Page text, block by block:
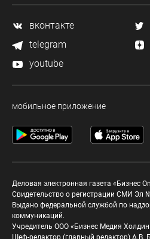
вконтакте
telegram
youtube
мобильное приложение
Деловая электронная газета «Бизнес
Свидетельство о регистрации СМИ Эл
Выдано федеральной службой по
коммуникаций.
Учредитель ООО «Бизнес Медия
Шеф-редактор (главный редактор) А.В.